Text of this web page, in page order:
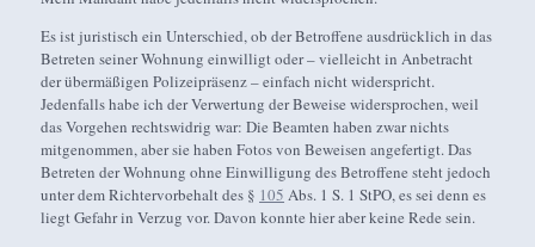
Es ist juristisch ein Unterschied, ob der Betroffene ausdrücklich in das
Betreten seiner Wohnung einwilligt oder – vielleicht in Anbetracht
der übermäßigen Polizeipräsenz – einfach nicht widerspricht.
Jedenfalls habe ich der Verwertung der Beweise widersprochen, weil
das Vorgehen rechtswidrig war: Die Beamten haben zwar nichts
mitgenommen, aber sie haben Fotos von Beweisen angefertigt. Das
Betreten der Wohnung ohne Einwilligung des Betroffene steht jedoch
unter dem Richtervorbehalt des § 105 Abs. 1 S. 1 StPO, es sei denn es
liegt Gefahr in Verzug vor. Davon konnte hier aber keine Rede sein.